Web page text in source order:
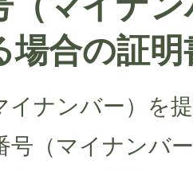
場合の証明
イナンバー）を
号（マイナンバ